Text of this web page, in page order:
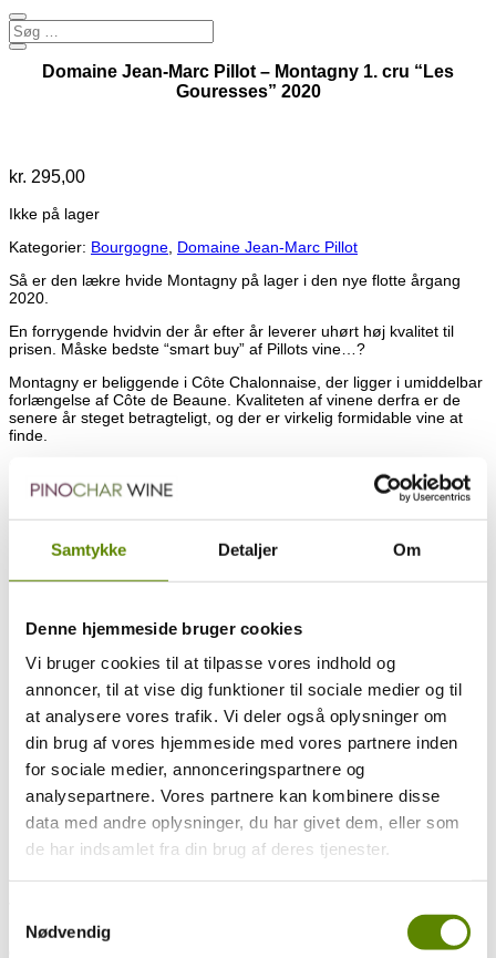
Samtykke Detaljer Om
Denne hjemmeside bruger cookies
Vi bruger cookies til at tilpasse vores indhold og
annoncer, til at vise dig funktioner til sociale medier og til
at analysere vores trafik. Vi deler også oplysninger om
din brug af vores hjemmeside med vores partnere inden
for sociale medier, annonceringspartnere og
analysepartnere. Vores partnere kan kombinere disse
data med andre oplysninger, du har givet dem, eller som
de har indsamlet fra din brug af deres tjenester.
Nødvendig
Domaine Jean-Marc Pillot – Montagny 1. cru “Les
Gouresses” 2020
kr. 295,00
Ikke på lager
Kategorier: Bourgogne Domaine Jean-Marc Pillot
Så er den lækre hvide Montagny på lager i den nye flotte årgang
2020.
En forrygende hvidvin der år efter år leverer uhørt høj kvalitet til
prisen. Måske bedste “smart buy” af Pillots vine…?
Montagny er beliggende i Côte Chalonnaise, der ligger i umiddelbar
forlængelse af Côte de Beaune. Kvaliteten af vinene derfra er de
senere år steget betragteligt, og der er virkelig formidable vine at
finde.
Gratis levering i hele Danmark v. køb for blot
Om vinen
Mere om producenten
Ratings og anmeldelser
Druesammensætning
Smagsnoter
Nogle af de ældste vinranker i Jean-Marc’s besiddelse, da flere af
parcellerne er plantet for mere end 100 år siden.
I kommuner som Saint Aubin, Rully, Montagny m.fl. får man meget
høj kvalitet af hvidvine til priser langt under de mere berømte
kommuner som Meursault, Chassagne-Montrachet og Puligny-
Montachet.
Med det fantastiske gamle og koncentrerede druemateriale kan
Domaine Jean-Marc Pillot er beliggende i Chassagne-Montrachet,